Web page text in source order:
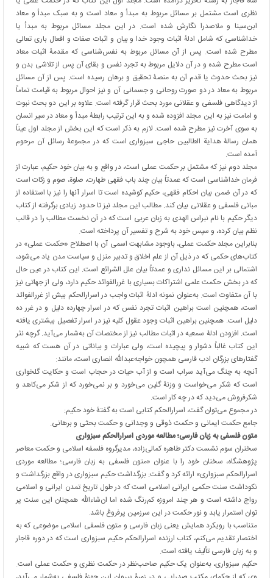
نظری است مشتمل بر مسائل مربوط به مبدأ و معاد است و به سبک مبدأ و معاد
ابن‌سینا و ملاصدرا نگارش شده است. در این مجلد مسائل مربوط به مبدأ یا
خداشناسی که شامل ادلۀ اثبات وجود خدا و بیان و اثبات صفات و افعال باری تعالی
مطرح شده است. پس از آن مسائل مربوط به نفس‌شناسی که مقدمۀ اثبات معاد
است مطرح شده و در آن دلایل مربوط به تجرد نفس و بقای آن پس از تلاشی بدن و
نیز بحث حدوث یا قدم آن به منصۀ تحقیق و برهان رسیده است. پس از آن مسائل
مربوط به معاد در دو صورت روحانی و جسمانی آن و نیز احوال مربوط به قیامت تماماً
از دیدگاهی فلسفی و عقلانی مورد بحث قرار گرفته است. علاوه بر این دو بحث نبوت
و امامت نیز به این مجلد افزوده شده و به این ترتیب رابطۀ مبدأ و معاد در سیر انسان
به سوی آخرت نیز مطرح شده است. لازم به ذکر است که این بخش از مجلد اول عیناً
همان رسالۀ هدایة الطالبین حاجی سبزواری است که در مجموعۀ رسائل آن مرحوم
آمده است.
مجلد دوم نیز که مشتمل بر حکمت عملی است، در واقع و به بیان خود حکیم، عبارت از
فرمان خداشناسی است که عمدتاً بیان چند باب فقهی طهارت، صلوة، صوم و زکات است
که در آن ضمن بیان احکام فقهی، حکیم کوشیده است تا اسرار آنها را نیز با استفاده از
مبانی فلسفی و عقلانی بیان کند. مطالب این مجلد نیز تا حدود زیادی برگرفته از کتاب
دیگر حکیم با نام نبراس الهدی به زبان عربی است که در آن نخست مطالب را در قالب
نظم بیان کرده، و سپس خود به شرح و تفسیر آن پرداخته است.
بنابراین مجلد حکمت عملی، باوجود مشابهت اسمی آن با اصطلاح «حکمت عملی» در
کتاب‌های حکمی که در ذیل آن از علم اخلاق و تدبیر منزل و سیاست مدن یاد می‌شود،
اشتمالی بر این مسائل نداری و عمدتاً بیان علل الشرائع است. این کتاب در عین حال
که در بخش حکمت علمی اشتراکات بسیاری با غررالفوائد حکیم دارد، ولی از جهاتی نیز
با آن متفاوت است. به‌عنوان نمونه ادلۀ اثبات واجب در اسرارالحکم بیش از غررالفوائد
است، همچنین است براهین اثبات تجرد نفس که در اسرار چهارده دلیل و در غرر ده
دلیل است. همچنین براهین اثبات وجود عقول کلیه نیز در اسرار تفصیل بیشتری یافته
است. افزودن ادلۀ سمعیه در اثبات مطالب نیز از مختصات آن به‌شمار می‌آید. گرچه نثر
این کتاب غالباً دشوار و پیچیده است، ولی عبارات و بیاناتی در آن هست که شبیه
گفتارهای بزرگان ادب فارسی همچون خواجه‌عبدالله انصاری است، مانند:
آنچه به چنگ می‌آید سراب است و از آب حیات در حجاب است و حکایت گلخواری
است که شکر می‌خواست و وزنۀ گلین می‌خورد و بر نمی‌خورد که از شکر می‌کاهد و
شکرفروش می‌دید که در چه کار است.
در مجموع می‌توان گفت، اسرارالحکم کتابی است به گفتۀ خود حکیم:
جامع حکمت ایمانی و حکمت ذوقی و وجدانی و حکمت بحثی و برهانی.
متون فلسفی به زبان فارسی؛ مطالعه موردی اسرارالحکم سبزواری
سخنران سوم نشست دکتر طاهره کمالی‌زاده، مدیرگروه فلسفه اسلامی و حکمت معاصر
پژوهشگاه، سخنان خود را با عنوان «متون فلسفی به زبان فارسی؛ مطالعه موردی
اسرارالحکم سبزواری» ارائه کرد و گفت: بزرگداشت حکیم سبزواری در واقع بزرگداشت و
نکوداشت سنت حکمی ایرانی اسلامی است که در طول تاریخ تمدن ایرانی و اسلامی
رواج داشته است و هر چند امروزه کم‌رنگ شده اما ان‌شاء‌الله همچنان این سنت پر
توان استمرار یابد و نور حکمت در این سرزمین پرفروغ باشد.
متناسب با رویکرد همایش یعنی زبان فارسی و متون فلسفی اسلامی موضوعی که به
اختصار تقدیم می‌کنم، کتاب ارزنده اسرارالحکم حکیم سبزواری است که در دوره قاجار
و به زبان فارسی تألیف یافته است.
حکیم سبزواری، به‌عنوان یک حکیم صاحب‌نظر در حکمت نظری و حکمت عملی است.